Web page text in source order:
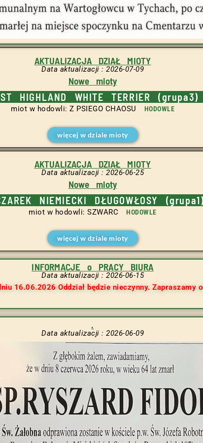
AKTUALIZACJA DZIAŁ MIOTY
Data aktualizacji : 2026-07-09
Nowe mioty
HIGHLAND WHITE TERRIER (grupa3)
miot w hodowli: Z PSIEGO CHAOSU HODOWLE
więcej w dziale mioty
AKTUALIZACJA DZIAŁ MIOTY
Data aktualizacji : 2026-06-25
Nowe mioty
NIEMIECKI DŁUGOWŁOSY
miot w hodowli: SZWARC HODOWLE
więcej w dziale mioty
INFORMACJE o PRACY BIURA
Data aktualizacji : 2026-06-15
16.06.2026 Oddział będzie nieczynny. Zapraszamy
.
Data aktualizacji : 2026-06-09